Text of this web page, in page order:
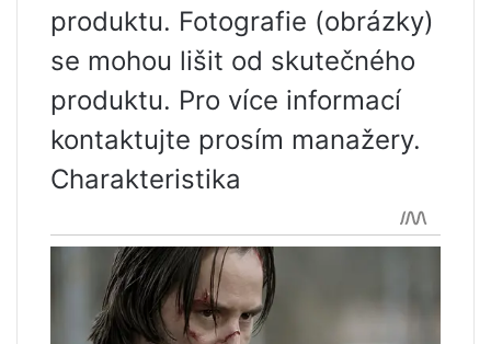
produktu. Fotografie (obrázky)
se mohou lišit od skutečného
produktu. Pro více informací
kontaktujte prosím manažery.
Charakteristika